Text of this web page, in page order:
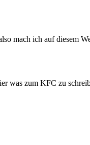
mach ich auf diesem
was zum KFC zu